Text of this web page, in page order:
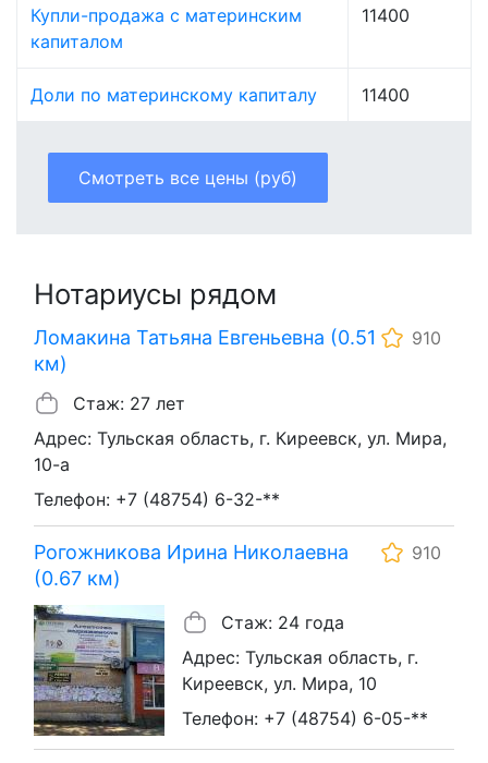
Купли-продажа с материнским
капиталом
11400
Доли по материнскому капиталу 11400
Смотреть все цены (руб)
Нотариусы рядом
Ломакина Татьяна Евгеньевна (0.51
км)
910
Стаж: 27 лет
Адрес: Тульская область, г. Киреевск, ул. Мира,
10-а
Телефон: +7 (48754) 6-32-**
Рогожникова Ирина Николаевна
(0.67 км)
910
Стаж: 24 года
Адрес: Тульская область, г.
Киреевск, ул. Мира, 10
Телефон: +7 (48754) 6-05-**